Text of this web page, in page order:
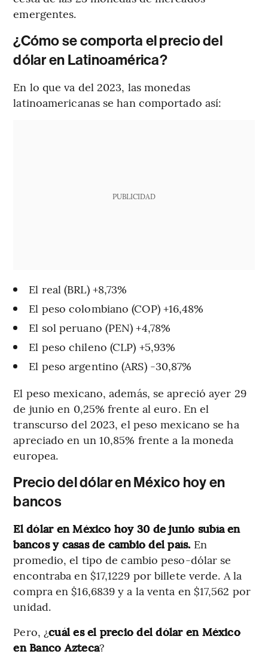
emergentes.
¿Cómo se comporta el precio del
dólar en Latinoamérica?
En lo que va del 2023, las monedas
latinoamericanas se han comportado así:
PUBLICIDAD
El real (BRL) +8,73%
El peso colombiano (COP) +16,48%
El sol peruano (PEN) +4,78%
El peso chileno (CLP) +5,93%
El peso argentino (ARS) -30,87%
El peso mexicano, además, se apreció ayer 29
de junio en 0,25% frente al euro. En el
transcurso del 2023, el peso mexicano se ha
apreciado en un 10,85% frente a la moneda
europea.
Precio del dólar en México hoy en
bancos
El dólar en México hoy 30 de junio subía en
bancos y casas de cambio del país. En
promedio, el tipo de cambio peso-dólar se
encontraba en $17,1229 por billete verde. A la
compra en $16,6839 y a la venta en $17,562 por
unidad.
Pero, ¿cuál es el precio del dólar en México
en Banco Azteca?